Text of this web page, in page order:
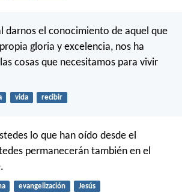
darnos el conocimiento de aquel que
gloria y excelencia, nos ha
cosas que necesitamos para vivir
vida recibir
lo que han oído desde el
permanecerán también en el
evangelización Jesús